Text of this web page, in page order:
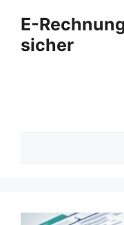
Inhalt
springen
E-
sicher